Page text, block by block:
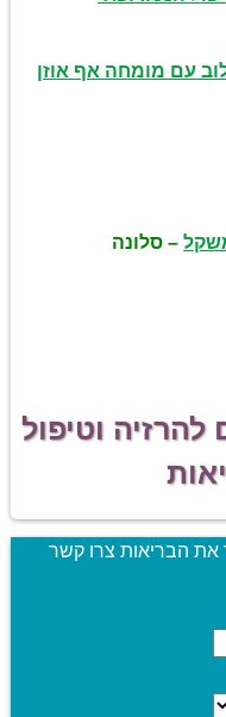
עם מומחה אף אוזן
– סלונה
וטיפול
הבריאות צרו קשר